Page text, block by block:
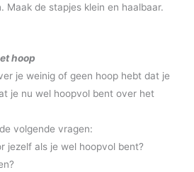
Maak de stapjes klein en haalbaar.
hoop
je weinig of geen hoop hebt dat je
je nu wel hoopvol bent over het
volgende vragen:
jezelf als je wel hoopvol bent?